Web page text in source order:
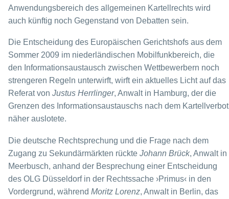
Anwendungsbereich des allgemeinen Kartellrechts wird
auch künftig noch Gegenstand von Debatten sein.
Die Entscheidung des Europäischen Gerichtshofs aus dem
Sommer 2009 im nieder­ländischen Mobilfunkbereich, die
den Informationsaustausch zwischen Wettbewer­bern noch
strengeren Regeln unterwirft, wirft ein aktuelles Licht auf das
Referat von Justus Herrlinger, Anwalt in Hamburg, der die
Grenzen des Informationsaustauschs nach dem Kartellverbot
näher auslotete.
Die deutsche Rechtsprechung und die Frage nach dem
Zugang zu Sekundärmärkten rückte Johann Brück, Anwalt in
Meerbusch, anhand der Besprechung einer Entschei­dung
des OLG Düsseldorf in der Rechtssache ›Primus‹ in den
Vordergrund, während Moritz Lorenz, Anwalt in Berlin, das